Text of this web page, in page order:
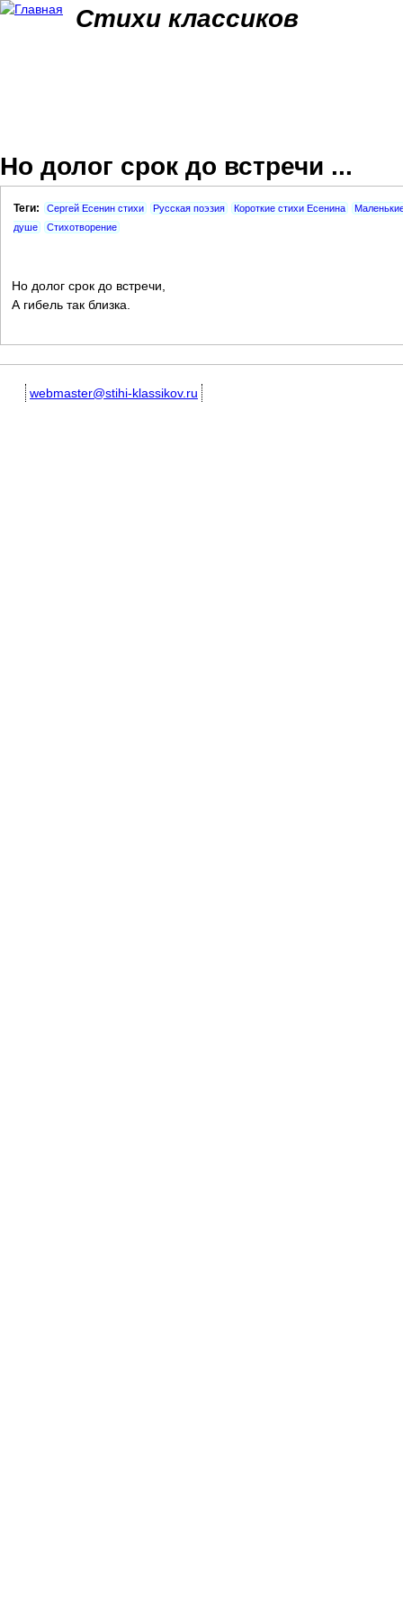
Стихи классиков
Но долог срок до встречи ...
Теги: Сергей Есенин стихи Русская поэзия Короткие стихи Есенина
душе
Стихотворение
Но долог срок до встречи,
А гибель так близка.
webmaster@stihi-klassikov.ru